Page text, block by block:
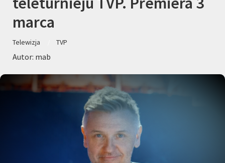
marca
Telewizja TVP
Autor: mab